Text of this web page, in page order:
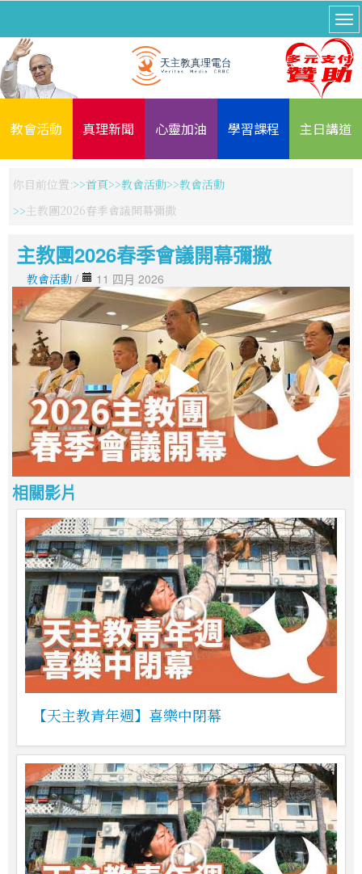
教會活動 真理新聞 心靈加油 學習課程 主日講道
你目前位置: 首頁 教會活動
教會活動
主教團2026春季會議開幕彌撒
主教團2026春季會議開幕彌撒
教會活動 / 11 四月 2026
相關影片
【天主教青年週】喜樂中閉幕